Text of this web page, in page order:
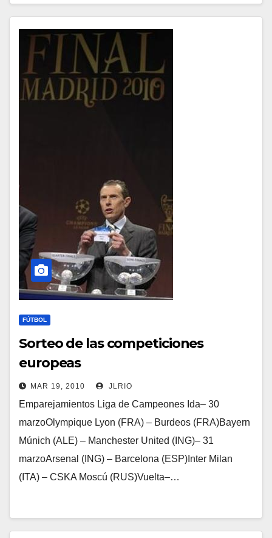
FÚTBOL
Sorteo de las competiciones
europeas
MAR 19, 2010 JLRIO
Emparejamientos Liga de Campeones Ida– 30
marzoOlympique Lyon (FRA) – Burdeos (FRA)Bayern
Múnich (ALE) – Manchester United (ING)– 31
marzoArsenal (ING) – Barcelona (ESP)Inter Milan
(ITA) – CSKA Moscú (RUS)Vuelta–…